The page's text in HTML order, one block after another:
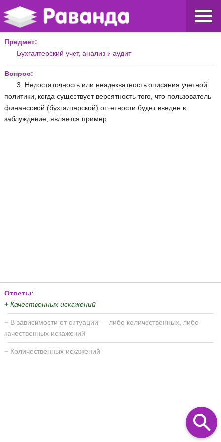
Предмет:
Бухгалтерский учет, анализ и аудит
Вопрос:
3. Недостаточность или неадекватность описания учетной
политики, когда существует вероятность того, что пользователь
финансовой (бухгалтер­ской) отчетности будет введен в
заблуждение, является пример
Ответы:
+ Качественных искажений
− В зависимости от ситуации — либо количественных, либо
качественных искажений
− Количественных искажений